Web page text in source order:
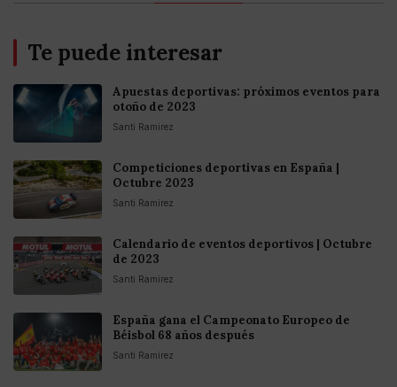
Te puede interesar
Apuestas deportivas: próximos eventos para
otoño de 2023
Santi Ramirez
Competiciones deportivas en España |
Octubre 2023
Santi Ramirez
Calendario de eventos deportivos | Octubre
de 2023
Santi Ramirez
España gana el Campeonato Europeo de
Béisbol 68 años después
Santi Ramirez